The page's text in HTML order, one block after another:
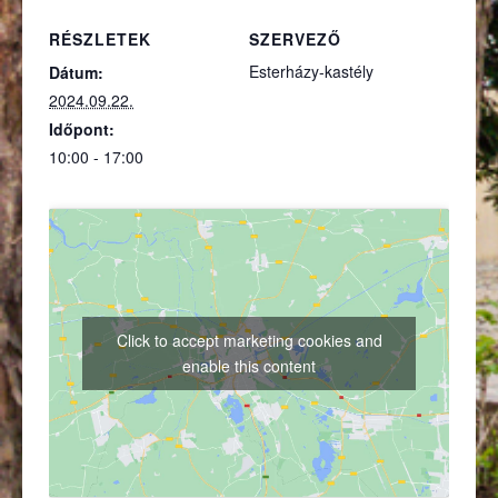
RÉSZLETEK
Dátum:
2024.09.22.
Időpont:
10:00 - 17:00
SZERVEZŐ
Esterházy-kastély
Click to accept marketing cookies and
enable this content